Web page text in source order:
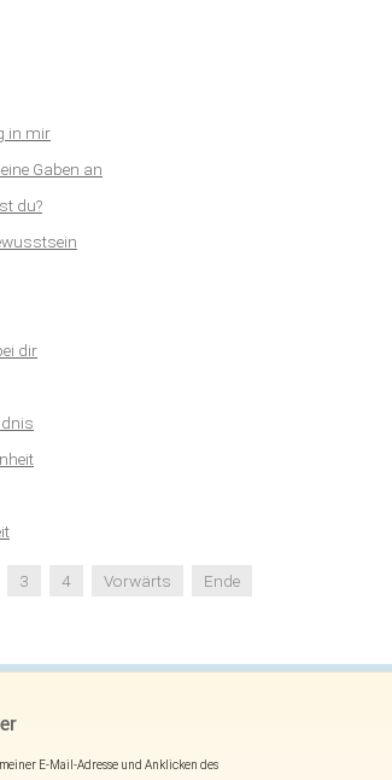
in mir
Gaben an
du?
dir
3 4 Vorwärts Ende
E-Mail-Adresse und Anklicken des